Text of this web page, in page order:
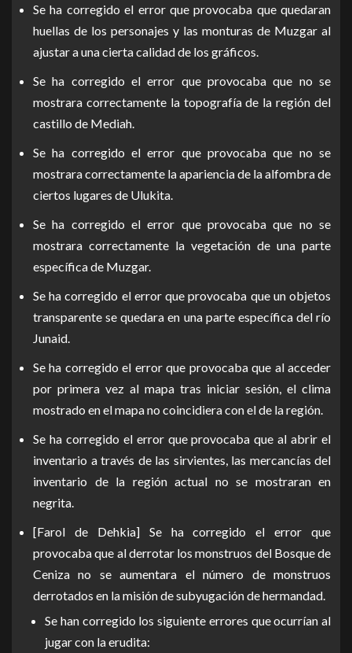
Se ha corregido el error que provocaba que quedaran
huellas de los personajes y las monturas de Muzgar al
ajustar a una cierta calidad de los gráficos.
Se ha corregido el error que provocaba que no se
mostrara correctamente la topografía de la región del
castillo de Mediah.
Se ha corregido el error que provocaba que no se
mostrara correctamente la apariencia de la alfombra de
ciertos lugares de Ulukita.
Se ha corregido el error que provocaba que no se
mostrara correctamente la vegetación de una parte
específica de Muzgar.
Se ha corregido el error que provocaba que un objetos
transparente se quedara en una parte específica del río
Junaid.
Se ha corregido el error que provocaba que al acceder
por primera vez al mapa tras iniciar sesión, el clima
mostrado en el mapa no coincidiera con el de la región.
Se ha corregido el error que provocaba que al abrir el
inventario a través de las sirvientes, las mercancías del
inventario de la región actual no se mostraran en
negrita.
[Farol de Dehkia] Se ha corregido el error que
provocaba que al derrotar los monstruos del Bosque de
Ceniza no se aumentara el número de monstruos
derrotados en la misión de subyugación de hermandad.
Se han corregido los siguiente errores que ocurrían al
jugar con la erudita: